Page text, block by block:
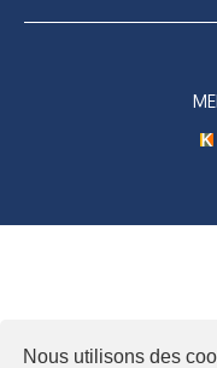
Nous utilisons des